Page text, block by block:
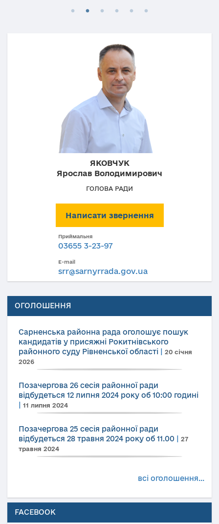
ЯКОВЧУК
Ярослав Володимирович
ГОЛОВА РАДИ
Написати звернення
Приймальня
03655 3-23-97
E-mail
srr@sarnyrrada.gov.ua
ОГОЛОШЕННЯ
Сарненська районна рада оголошує пошук
кандидатів у присяжні Рокитнівського
районного суду Рівненської області
20 січня
2026
Позачергова 26 сесія районної ради
відбудеться 12 липня 2024 року об 10:00 годині
11 липня 2024
Позачергова 25 сесія районної ради
відбудеться 28 травня 2024 року об 11.00
27
травня 2024
всі оголошення...
FACEBOOK